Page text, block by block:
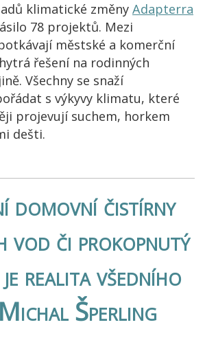
klimatické změny Adapterra
78 projektů. Mezi
městské a komerční
řešení na rodinných
Všechny se snaží
s výkyvy klimatu, které
projevují suchem, horkem
dešti.
domovní čistírny
vod či prokopnutý
realita všedního
Šperling